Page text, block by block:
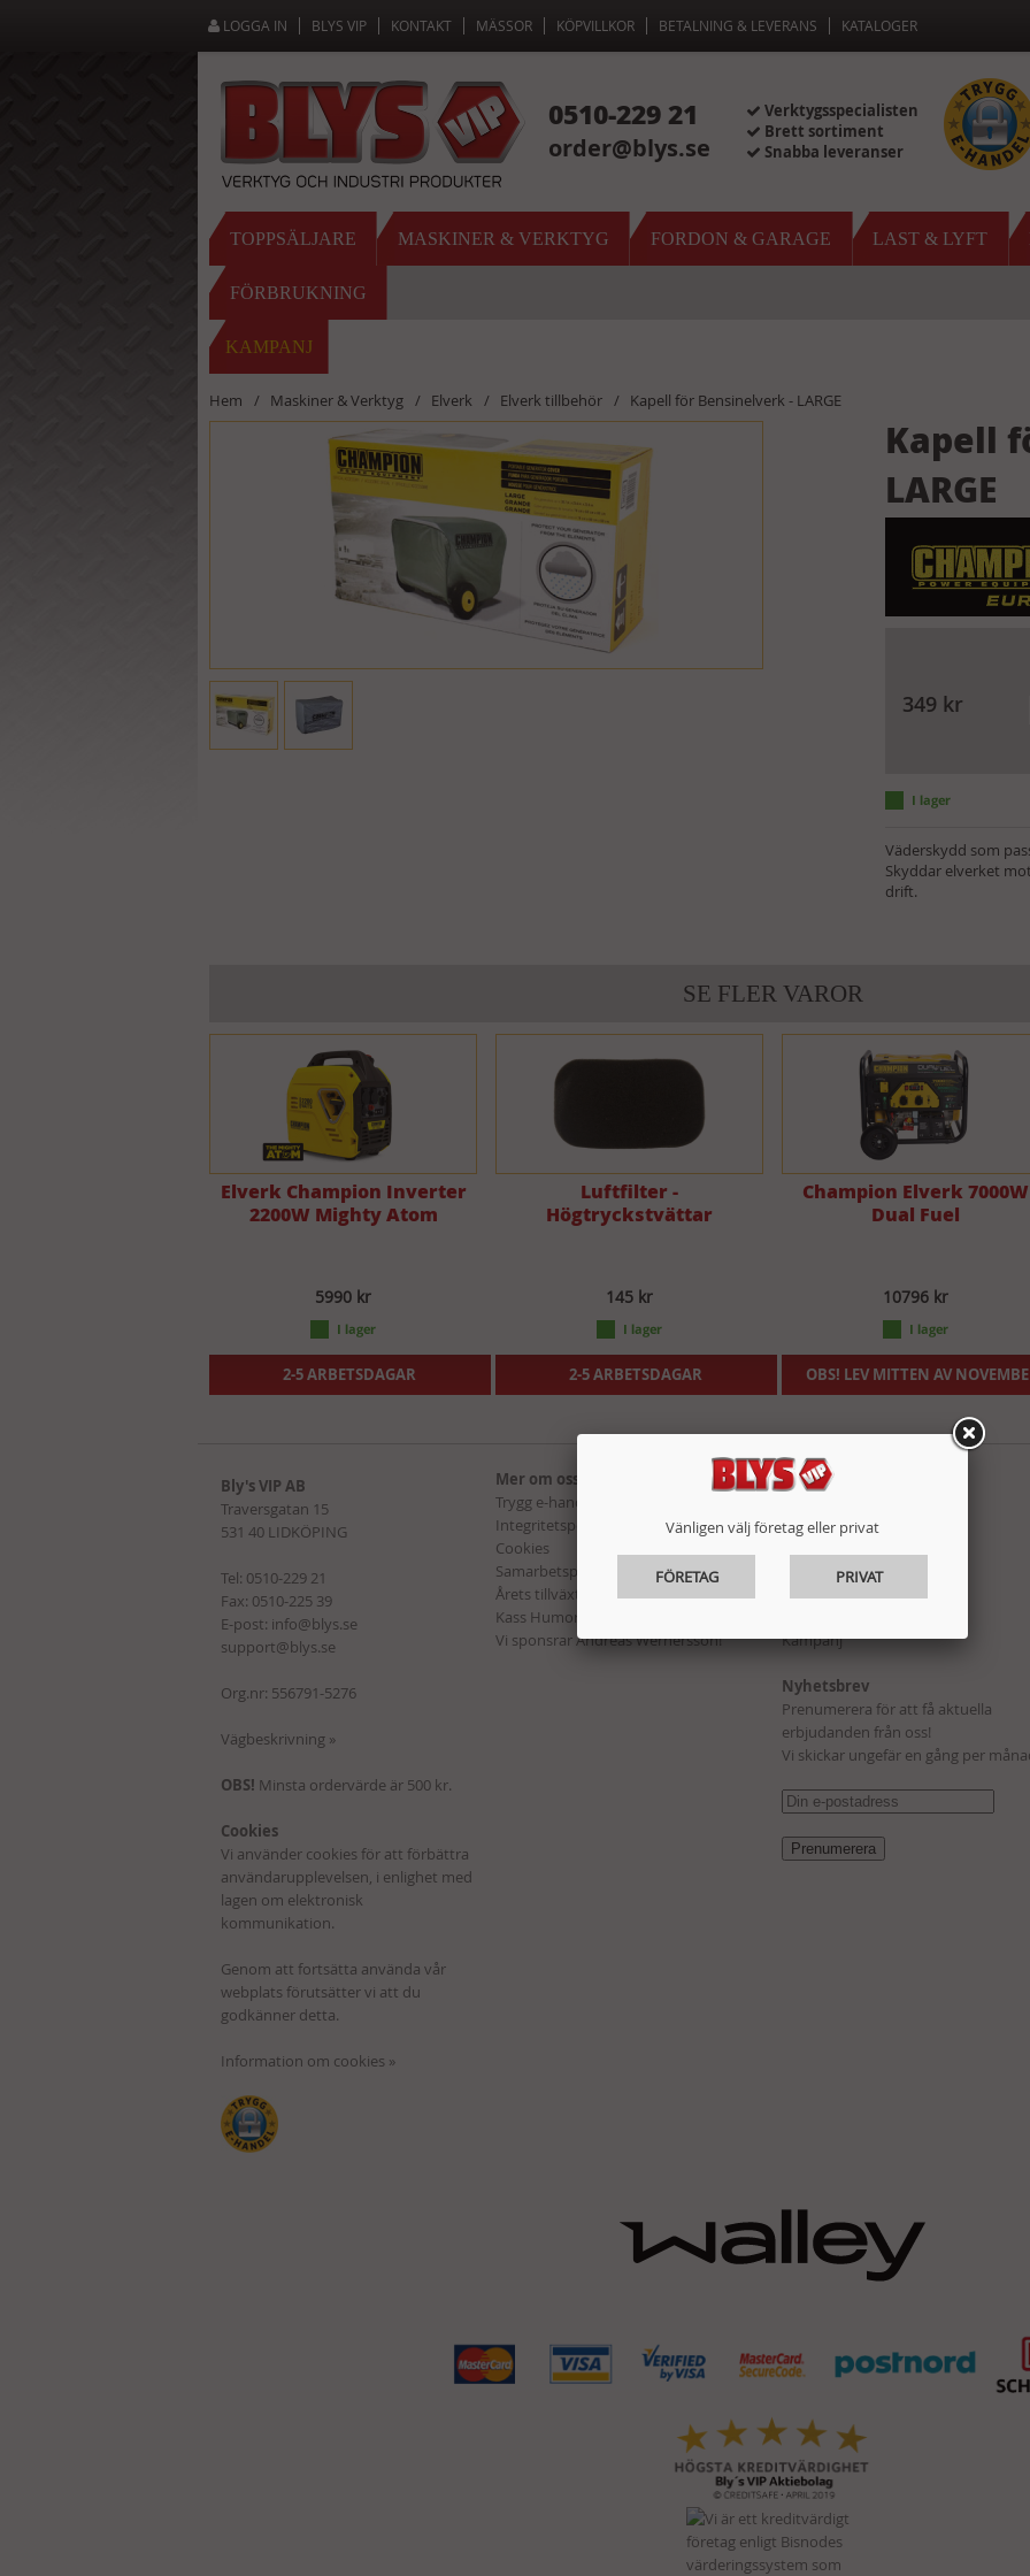
LOGGA IN BLYS VIP KONTAKT MÄSSOR KÖPVILLKOR BETALNING & LEVERANS KATALOGER
0510-229 21
order@blys.se
Verktygsspecialisten
Brett sortiment
Snabba leveranser
TOPPSÄLJARE MASKINER & VERKTYG FORDON & GARAGE LAST & LYFT
FÖRBRUKNING
KAMPANJ
Hem Maskiner & Verktyg Elverk Elverk tillbehör Kapell för Bensinelverk - LARGE
Kapell
LARGE
349 kr
Väderskydd som
Skyddar elverket
drift.
SE FLER VAROR
Elverk Champion Inverter
2200W Mighty Atom
5990 kr
2-5 ARBETSDAGAR
Luftfilter -
Högtryckstvättar
145 kr
2-5 ARBETSDAGAR
Champion Elverk 7000W
Dual Fuel
10796 kr
OBS! LEV MITTEN AV
Bly's VIP AB
Traversgatan 15
531 40 LIDKÖPING
Tel: 0510-229 21
Fax: 0510-225 39
E-post: info@blys.se
support@blys.se
Org.nr: 556791-5276
Vägbeskrivning »
OBS! Minsta ordervärde är 500 kr.
Cookies
Vi använder cookies för att förbättra
användarupplevelsen, i enlighet med
lagen om elektronisk
kommunikation.
Genom att fortsätta använda vår
webplats förutsätter vi att du
godkänner detta.
Information om cookies »
Mer om oss:
Trygg e-handel
Integritetspolicy
Cookies
Samarbetspartners
Årets tillväxtbolag i Lidköping 2015!
Kass Humor hos Blys VIP
Vi sponsrar Andreas Wernersson!
Kategorier:
Fordon & Garage
Hem & Fritid
Förbrukning
Kampanj
Nyhetsbrev
Prenumerera för att få aktuella
erbjudanden från oss!
Vi skickar ungefär en gång per
Vänligen välj företag eller privat
FÖRETAG PRIVAT